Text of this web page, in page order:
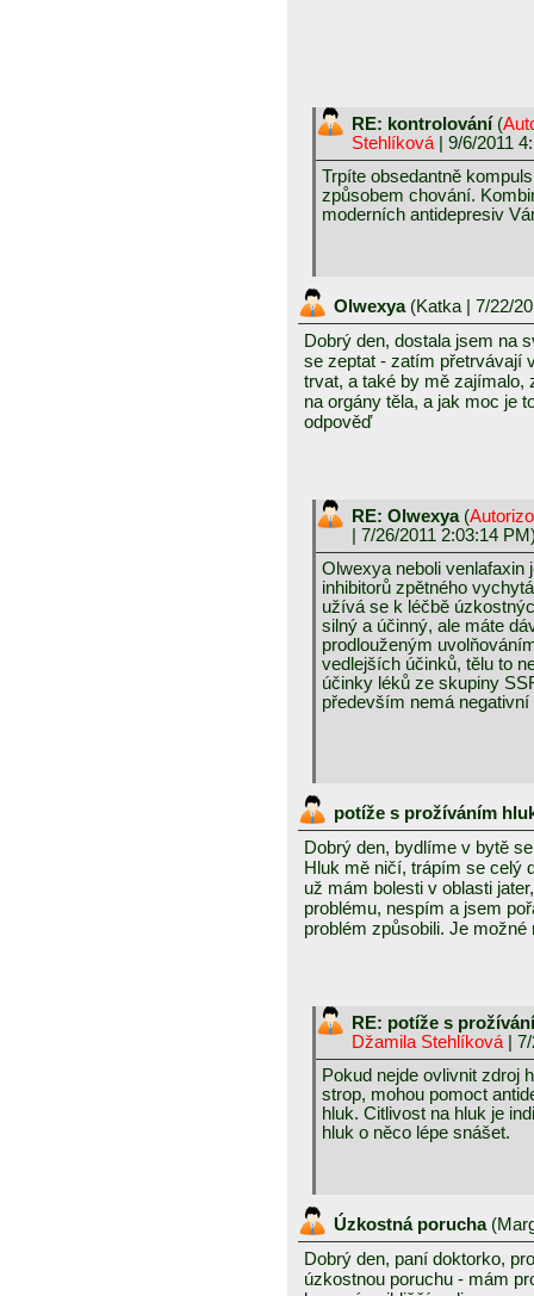
RE: kontrolování (
Stehlíková | 9/6/2011
Trpíte obsedantně
způsobem chování.
moderních antidepresiv
Olwexya (Katka | 7/22/
Dobrý den, dostala jsem na
se zeptat - zatím přetrvávají
trvat, a také by mě zajímalo,
na orgány těla, a jak moc je
odpověď
RE: Olwexya (
| 7/26/2011 2:03:14
Olwexya neboli venlafaxin
inhibitorů zpětného
užívá se k léčbě
silný a účinný, ale máte
prodlouženým
vedlejších účinků, tělu to
účinky léků ze skupiny
především nemá
potíže s prožíváním
Dobrý den, bydlíme v bytě
Hluk mě ničí, trápím se celý
už mám bolesti v oblasti
problému, nespím a jsem
problém způsobili. Je možné
RE: potíže s
Džamila Stehlíková |
Pokud nejde ovlivnit zdroj
strop, mohou pomoct
hluk. Citlivost na hluk je
hluk o něco lépe snášet.
Úzkostná porucha (
Dobrý den, paní doktorko,
úzkostnou poruchu - mám